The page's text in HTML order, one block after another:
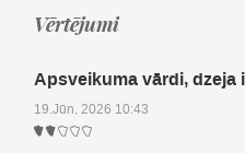
Vērtējumi
Apsveikuma vārdi, dzeja
19.Jūn, 2026 10:43